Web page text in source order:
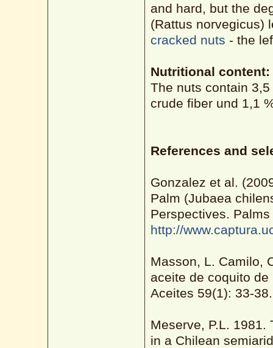
and hard, but the
(Rattus norvegicus)
cracked nuts - the
Nutritional content:
The nuts contain
crude fiber und 1,1
References and
Gonzalez et al.
Palm (Jubaea
Perspectives.
http://
Masson, L. Camilo,
aceite de coquito
Aceites 59(1): 33-
Meserve, P.L.
in a Chilean